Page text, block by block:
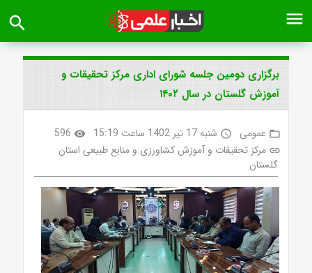
menu
search
برگزاری دومین جلسه شورای اداری مرکز تحقیقات و
آموزش گلستان در سال ۱۴۰۲
folder_open عمومی access_time شنبه 17 تیر 1402 ساعت 15:19 visibility
596
link مرکز تحقیقات و آموزش کشاورزی و منابع طبیعی استان
گلستان